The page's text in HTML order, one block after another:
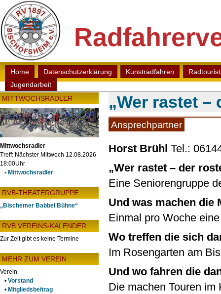
Home Datenschutzerklärung Kunstradfahren
Jugendarbeit
„Wer rastet –
Ansprechpartner
Horst Brühl Tel.:
„Wer rastet – der
Eine Seniorengruppe
Und was machen die
Einmal pro Woche
Wo treffen die sich
Im Rosengarten am
Und wo fahren die
Die machen Touren
MITTWOCHSRADLER
Mittwochsradler
Treff: Nächster Mittwoch 12.08.2026
18:00Uhr
• Mittwochsradler
RVB-THEATERGRUPPE
„Bischemer Babbel Bühne“
RVB VEREINS-KALENDER
Zur Zeit gibt es keine Termine
MEHR ZUM VEREIN
Verein
• Vorstand
• Mitgliedsbeitrag